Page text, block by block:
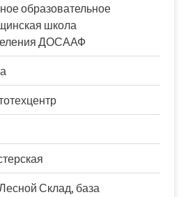
образовательное
школа
ДОСААФ
Склад, база